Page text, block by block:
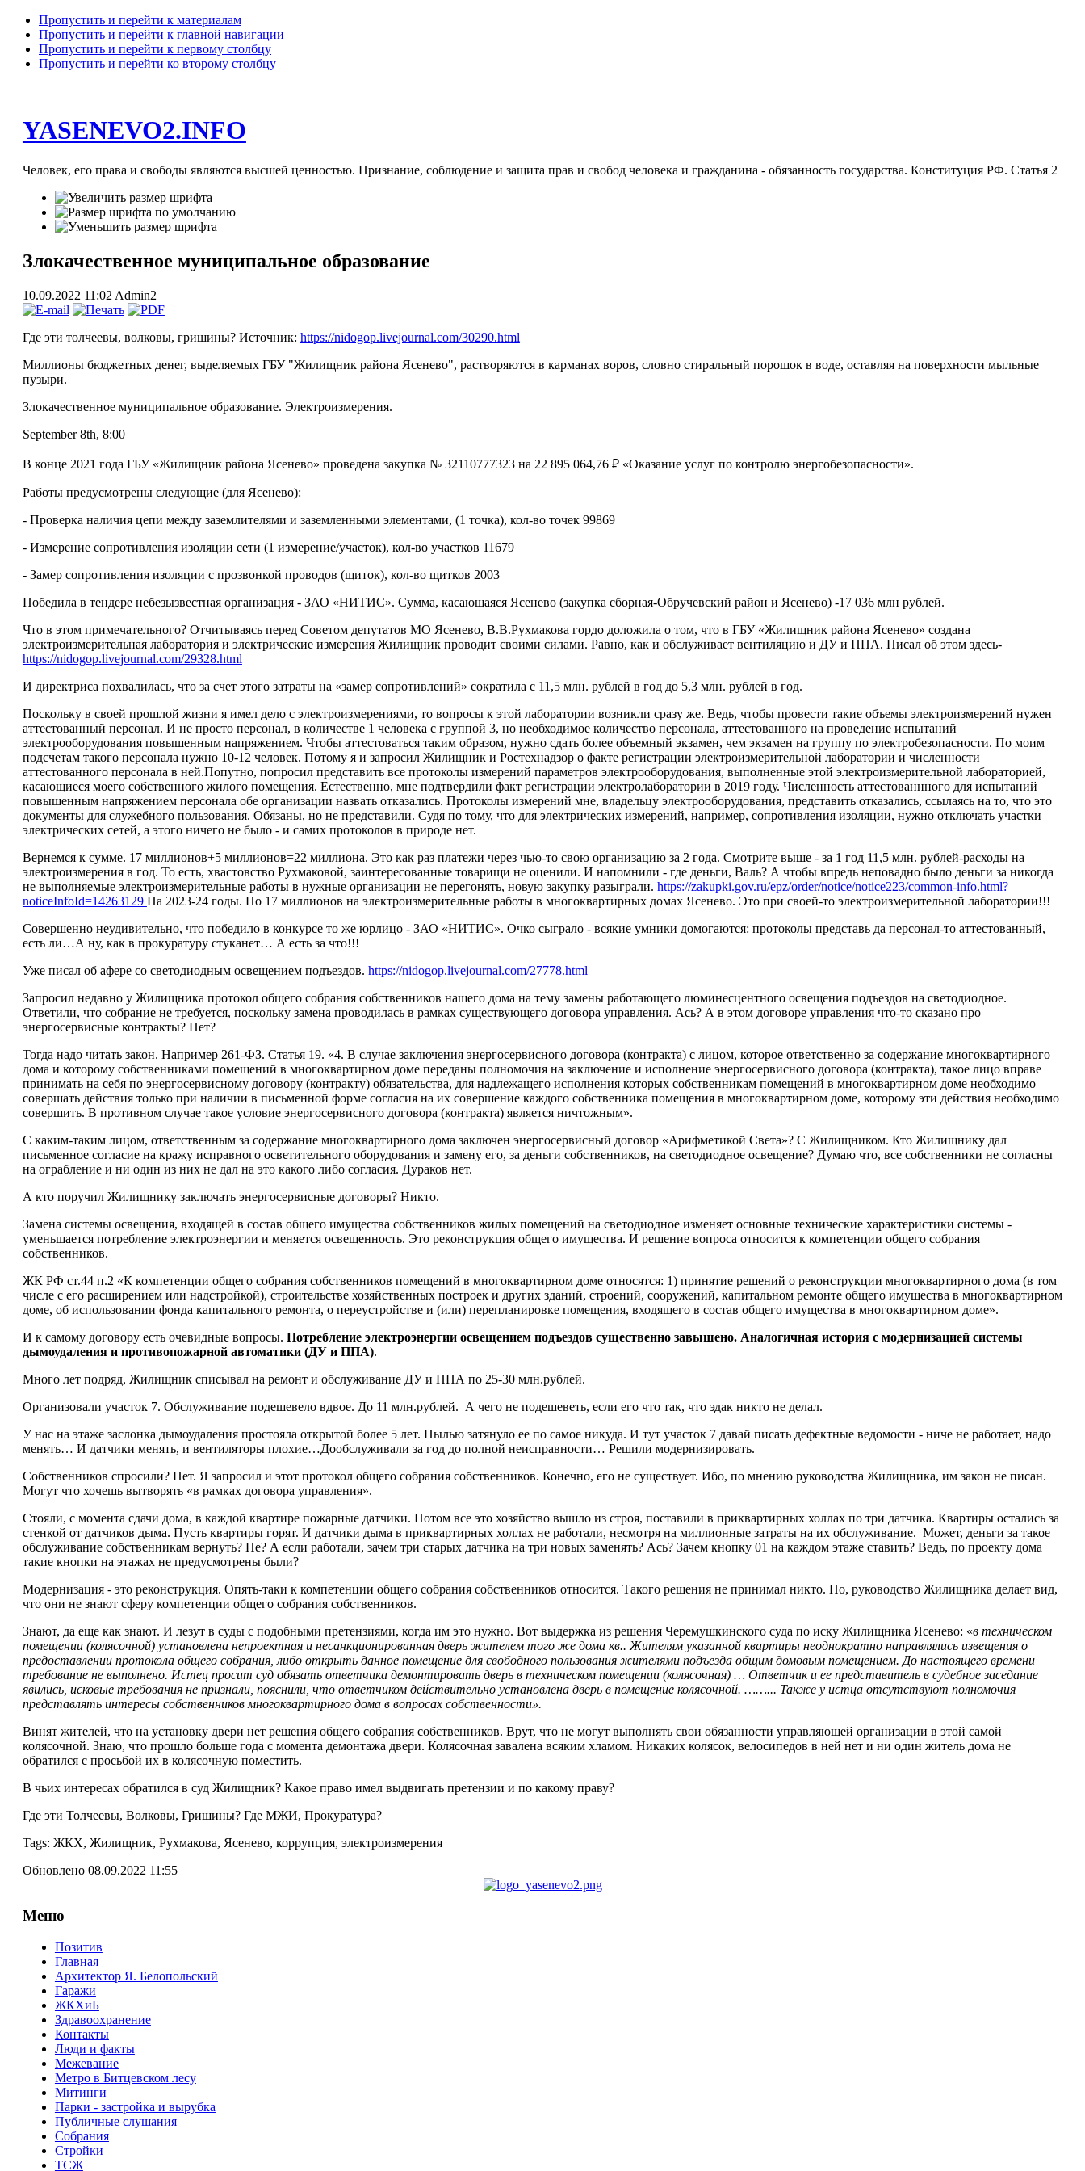
Пропустить и перейти к материалам
Пропустить и перейти к главной навигации
Пропустить и перейти к первому столбцу
Пропустить и перейти ко второму столбцу
YASENEVO2.INFO
Человек, его права и свободы являются высшей ценностью. Признание, соблюдение и защита прав и свобод человека и гражданина - обязанность государства. Конституция РФ. Статья 2
Злокачественное муниципальное образование
10.09.2022 11:02 Admin2
Где эти толчеевы, волковы, гришины? Источник: https://nidogop.livejournal.com/30290.html
Миллионы бюджетных денег, выделяемых ГБУ "Жилищник района Ясенево", растворяются в карманах воров, словно стиральный порошок в воде, оставляя на поверхности мыльные
пузыри.
Злокачественное муниципальное образование. Электроизмерения.
September 8th, 8:00
В конце 2021 года ГБУ «Жилищник района Ясенево» проведена закупка № 32110777323 на 22 895 064,76 ₽ «Оказание услуг по контролю энергобезопасности».
Работы предусмотрены следующие (для Ясенево):
- Проверка наличия цепи между заземлителями и заземленными элементами, (1 точка), кол-во точек 99869
- Измерение сопротивления изоляции сети (1 измерение/участок), кол-во участков 11679
- Замер сопротивления изоляции с прозвонкой проводов (щиток), кол-во щитков 2003
Победила в тендере небезызвестная организация - ЗАО «НИТИС». Сумма, касающаяся Ясенево (закупка сборная-Обручевский район и Ясенево) -17 036 млн рублей.
Что в этом примечательного? Отчитываясь перед Советом депутатов МО Ясенево, В.В.Рухмакова гордо доложила о том, что в ГБУ «Жилищник района Ясенево» создана
электроизмерительная лаборатория и электрические измерения Жилищник проводит своими силами. Равно, как и обслуживает вентиляцию и ДУ и ППА. Писал об этом здесь-
https://nidogop.livejournal.com/29328.html
И директриса похвалилась, что за счет этого затраты на «замер сопротивлений» сократила с 11,5 млн. рублей в год до 5,3 млн. рублей в год.
Поскольку в своей прошлой жизни я имел дело с электроизмерениями, то вопросы к этой лаборатории возникли сразу же. Ведь, чтобы провести такие объемы электроизмерений нужен
аттестованный персонал. И не просто персонал, в количестве 1 человека с группой 3, но необходимое количество персонала, аттестованного на проведение испытаний
электрооборудования повышенным напряжением. Чтобы аттестоваться таким образом, нужно сдать более объемный экзамен, чем экзамен на группу по электробезопасности. По моим
подсчетам такого персонала нужно 10-12 человек. Потому я и запросил Жилищник и Ростехнадзор о факте регистрации электроизмерительной лаборатории и численности
аттестованного персонала в ней.Попутно, попросил представить все протоколы измерений параметров электрооборудования, выполненные этой электроизмерительной лабораторией,
касающиеся моего собственного жилого помещения. Естественно, мне подтвердили факт регистрации электролаборатории в 2019 году. Численность аттестованнного для испытаний
повышенным напряжением персонала обе организации назвать отказались. Протоколы измерений мне, владельцу электрооборудования, представить отказались, ссылаясь на то, что это
документы для служебного пользования. Обязаны, но не представили. Судя по тому, что для электрических измерений, например, сопротивления изоляции, нужно отключать участки
электрических сетей, а этого ничего не было - и самих протоколов в природе нет.
Вернемся к сумме. 17 миллионов+5 миллионов=22 миллиона. Это как раз платежи через чью-то свою организацию за 2 года. Смотрите выше - за 1 год 11,5 млн. рублей-расходы на
электроизмерения в год. То есть, хвастовство Рухмаковой, заинтересованные товарищи не оценили. И напомнили - где деньги, Валь? А чтобы впредь неповадно было деньги за никогда
не выполняемые электроизмерительные работы в нужные организации не перегонять, новую закупку разыграли. https://zakupki.gov.ru/epz/order/notice/notice223/common-info.html?
noticeInfoId=14263129 На 2023-24 годы. По 17 миллионов на электроизмерительные работы в многоквартирных домах Ясенево. Это при своей-то электроизмерительной лаборатории!!!
Совершенно неудивительно, что победило в конкурсе то же юрлицо - ЗАО «НИТИС». Очко сыграло - всякие умники домогаются: протоколы представь да персонал-то аттестованный,
есть ли…А ну, как в прокуратуру стуканет… А есть за что!!!
Уже писал об афере со светодиодным освещением подъездов. https://nidogop.livejournal.com/27778.html
Запросил недавно у Жилищника протокол общего собрания собственников нашего дома на тему замены работающего люминесцентного освещения подъездов на светодиодное.
Ответили, что собрание не требуется, поскольку замена проводилась в рамках существующего договора управления. Ась? А в этом договоре управления что-то сказано про
энергосервисные контракты? Нет?
Тогда надо читать закон. Например 261-ФЗ. Статья 19. «4. В случае заключения энергосервисного договора (контракта) с лицом, которое ответственно за содержание многоквартирного
дома и которому собственниками помещений в многоквартирном доме переданы полномочия на заключение и исполнение энергосервисного договора (контракта), такое лицо вправе
принимать на себя по энергосервисному договору (контракту) обязательства, для надлежащего исполнения которых собственникам помещений в многоквартирном доме необходимо
совершать действия только при наличии в письменной форме согласия на их совершение каждого собственника помещения в многоквартирном доме, которому эти действия необходимо
совершить. В противном случае такое условие энергосервисного договора (контракта) является ничтожным».
С каким-таким лицом, ответственным за содержание многоквартирного дома заключен энергосервисный договор «Арифметикой Света»? С Жилищником. Кто Жилищнику дал
письменное согласие на кражу исправного осветительного оборудования и замену его, за деньги собственников, на светодиодное освещение? Думаю что, все собственники не согласны
на ограбление и ни один из них не дал на это какого либо согласия. Дураков нет.
А кто поручил Жилищнику заключать энергосервисные договоры? Никто.
Замена системы освещения, входящей в состав общего имущества собственников жилых помещений на светодиодное изменяет основные технические характеристики системы -
уменьшается потребление электроэнергии и меняется освещенность. Это реконструкция общего имущества. И решение вопроса относится к компетенции общего собрания
собственников.
ЖК РФ ст.44 п.2 «К компетенции общего собрания собственников помещений в многоквартирном доме относятся: 1) принятие решений о реконструкции многоквартирного дома (в том
числе с его расширением или надстройкой), строительстве хозяйственных построек и других зданий, строений, сооружений, капитальном ремонте общего имущества в многоквартирном
доме, об использовании фонда капитального ремонта, о переустройстве и (или) перепланировке помещения, входящего в состав общего имущества в многоквартирном доме».
И к самому договору есть очевидные вопросы. Потребление электроэнергии освещением подъездов существенно завышено. Аналогичная история с модернизацией системы
дымоудаления и противопожарной автоматики (ДУ и ППА).
Много лет подряд, Жилищник списывал на ремонт и обслуживание ДУ и ППА по 25-30 млн.рублей.
Организовали участок 7. Обслуживание подешевело вдвое. До 11 млн.рублей. А чего не подешеветь, если его что так, что эдак никто не делал.
У нас на этаже заслонка дымоудаления простояла открытой более 5 лет. Пылью затянуло ее по самое никуда. И тут участок 7 давай писать дефектные ведомости - ниче не работает, надо
менять… И датчики менять, и вентиляторы плохие…Дообслуживали за год до полной неисправности… Решили модернизировать.
Собственников спросили? Нет. Я запросил и этот протокол общего собрания собственников. Конечно, его не существует. Ибо, по мнению руководства Жилищника, им закон не писан.
Могут что хочешь вытворять «в рамках договора управления».
Стояли, с момента сдачи дома, в каждой квартире пожарные датчики. Потом все это хозяйство вышло из строя, поставили в приквартирных холлах по три датчика. Квартиры остались за
стенкой от датчиков дыма. Пусть квартиры горят. И датчики дыма в приквартирных холлах не работали, несмотря на миллионные затраты на их обслуживание. Может, деньги за такое
обслуживание собственникам вернуть? Не? А если работали, зачем три старых датчика на три новых заменять? Ась? Зачем кнопку 01 на каждом этаже ставить? Ведь, по проекту дома
такие кнопки на этажах не предусмотрены были?
Модернизация - это реконструкция. Опять-таки к компетенции общего собрания собственников относится. Такого решения не принимал никто. Но, руководство Жилищника делает вид,
что они не знают сферу компетенции общего собрания собственников.
Знают, да еще как знают. И лезут в суды с подобными претензиями, когда им это нужно. Вот выдержка из решения Черемушкинского суда по иску Жилищника Ясенево: «в техническом
помещении (колясочной) установлена непроектная и несанкционированная дверь жителем того же дома кв.. Жителям указанной квартиры неоднократно направлялись извещения о
предоставлении протокола общего собрания, либо открыть данное помещение для свободного пользования жителями подъезда общим домовым помещением. До настоящего времени
требование не выполнено. Истец просит суд обязать ответчика демонтировать дверь в техническом помещении (колясочная) … Ответчик и ее представитель в судебное заседание
явились, исковые требования не признали, пояснили, что ответчиком действительно установлена дверь в помещение колясочной. ……... Также у истца отсутствуют полномочия
представлять интересы собственников многоквартирного дома в вопросах собственности».
Винят жителей, что на установку двери нет решения общего собрания собственников. Врут, что не могут выполнять свои обязанности управляющей организации в этой самой
колясочной. Знаю, что прошло больше года с момента демонтажа двери. Колясочная завалена всяким хламом. Никаких колясок, велосипедов в ней нет и ни один житель дома не
обратился с просьбой их в колясочную поместить.
В чьих интересах обратился в суд Жилищник? Какое право имел выдвигать претензии и по какому праву?
Где эти Толчеевы, Волковы, Гришины? Где МЖИ, Прокуратура?
Tags: ЖКХ, Жилищник, Рухмакова, Ясенево, коррупция, электроизмерения
Обновлено 08.09.2022 11:55
Меню
Позитив
Главная
Архитектор Я. Белопольский
Гаражи
ЖКХиБ
Здравоохранение
Контакты
Люди и факты
Межевание
Метро в Битцевском лесу
Митинги
Парки - застройка и вырубка
Публичные слушания
Собрания
Стройки
ТСЖ